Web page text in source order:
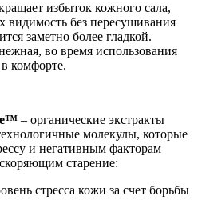
избыток кожного сала,
видимость без пересушивания
заметно более гладкой.
во время использования
комфорте.
– органические экстракты
молекулы, которые
и негативным факторам
старение:
стресса кожи за счет борьбы